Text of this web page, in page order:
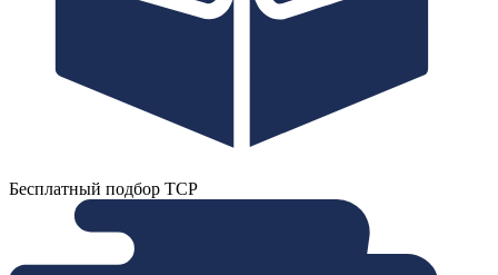
Бесплатный подбор ТСР